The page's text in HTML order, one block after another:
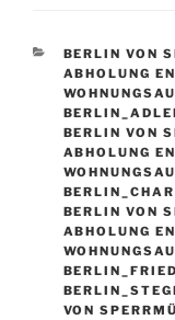
KATEGORIEN
BERLIN VON
ABHOLUNG
BERLIN VON
ABHOLUNG
BERLIN VON
ABHOLUNG
VON